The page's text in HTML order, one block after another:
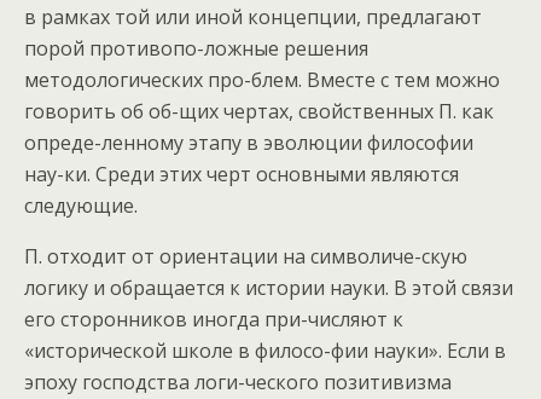
в рамках той или иной концепции, предлагают
порой противопо-ложные решения
методологических про-блем. Вместе с тем можно
говорить об об-щих чертах, свойственных П. как
опреде-ленному этапу в эволюции философии
нау-ки. Среди этих черт основными являются
следующие.
П. отходит от ориентации на символиче-скую
логику и обращается к истории науки. В этой связи
его сторонников иногда при-числяют к
«исторической школе в филосо-фии науки». Если в
эпоху господства логи-ческого позитивизма